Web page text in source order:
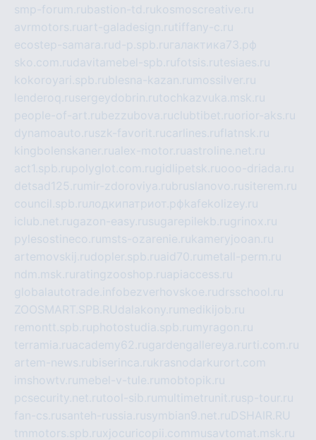
smp-forum.rubastion-td.rukosmoscreative.ru
avrmotors.ruart-galadesign.rutiffany-c.ru
ecostep-samara.rud-p.spb.ru галактика73.рф
sko.com.rudavitamebel-spb.rufotsis.rutesiaes.ru
kokoroyari.spb.rublesna-kazan.ru mossilver.ru
lenderoq.rusergeydobrin.rutochkazvuka.msk.ru
people-of-art.rubezzubova.ruclubtibet.ruorior-aks.ru
dynamoauto.ruszk-favorit.rucarlines.ruflatnsk.ru
kingbolenskaner.rualex-motor.ruastroline.net.ru
act1.spb.rupolyglot.com.rugidlipetsk.ruooo-driada.ru
detsad125.ru mir-zdoroviya.rubruslanovo.rusiterem.ru
council.spb.ruлодкипатриот.рфkafekolizey.ru
iclub.net.rugazon-easy.rusugarepilekb.rugrinox.ru
pylesostineco.ru msts-ozarenie.rukameryjooan.ru
artemovskij.rudopler.spb.ruaid70.ru metall-perm.ru
ndm.msk.ru ratingzooshop.ruapiaccess.ru
globalautotrade.info bezverhovskoe.rudrsschool.ru
ZOOSMART.SPB.RUdalakony.ru medikijob.ru
remontt.spb.ruphotostudia.spb.ru myragon.ru
terramia.ruacademy62.rugardengallereya.ru rti.com.ru
artem-news.rubiserinca.rukrasnodarkurort.com
imshowtv.ru mebel-v-tule.ru mobtopik.ru
pcsecurity.net.rutool-sib.ru multimetrunit.rusp-tour.ru
fan-cs.rusanteh-russia.rusymbian9.net.ruDSHAIR.RU
tmmotors.spb.ruxjocuricopii.com musavtomat.msk.ru